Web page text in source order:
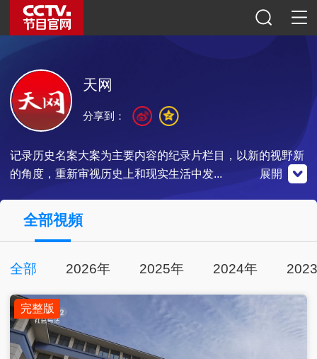
天网
记录历史名案大案为主要内容的纪录片栏目，以新的视野新
的角度，重新审视历史上和现实生活中发...
央視影音
點擊下載
展開
分享到：
全部視頻
全部 2026年 2025年 2024年
完整版